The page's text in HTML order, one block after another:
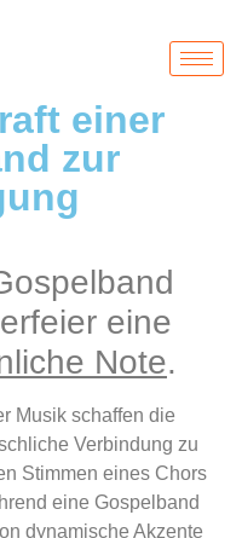
einer
zur
eine
Note.
Musik schaffen die
Verbindung zu
Stimmen eines Chors
eine Gospelband
dynamische Akzente